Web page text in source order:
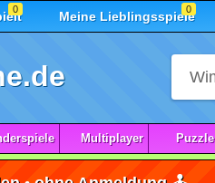
0 Meine Lieblingsspiele
0
Multiplayer Puzzle